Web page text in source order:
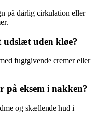
på dårlig cirkulation eller
uden kløe?
fugtgivende cremer eller
på eksem i nakken?
og skællende hud i